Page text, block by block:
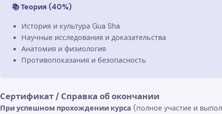
📚 Теория (40%)
История и культура Gua Sha
Научные исследования и доказательства
Анатомия и физиология
Противопоказания и безопасность
Сертификат / Справка об окончании
При успешном прохождении курса (полное участие и